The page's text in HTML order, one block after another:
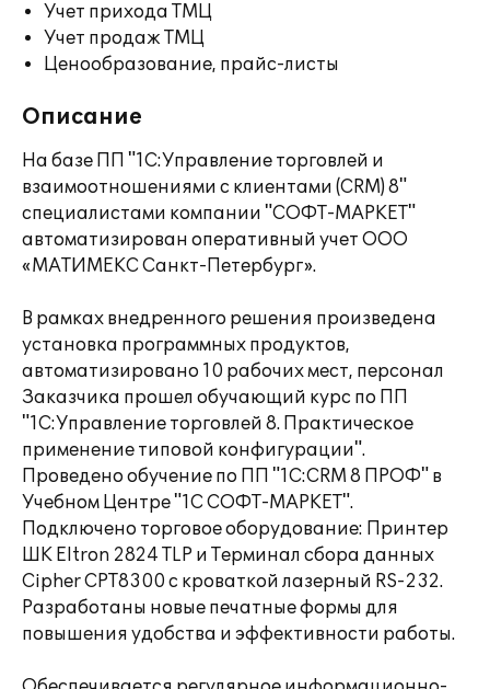
Учет прихода ТМЦ
Учет продаж ТМЦ
Ценообразование, прайс-листы
Описание
На базе ПП "1С:Управление торговлей и
взаимоотношениями с клиентами (CRM) 8"
специалистами компании "СОФТ-МАРКЕТ"
автоматизирован оперативный учет ООО
«МАТИМЕКС Санкт-Петербург».
В рамках внедренного решения произведена
установка программных продуктов,
автоматизировано 10 рабочих мест, персонал
Заказчика прошел обучающий курс по ПП
"1С:Управление торговлей 8. Практическое
применение типовой конфигурации".
Проведено обучение по ПП "1С:CRM 8 ПРОФ" в
Учебном Центре "1С СОФТ-МАРКЕТ".
Подключено торговое оборудование: Принтер
ШК Eltron 2824 TLP и Терминал сбора данных
Cipher CPT8300 с кроваткой лазерный RS-232.
Разработаны новые печатные формы для
повышения удобства и эффективности работы.